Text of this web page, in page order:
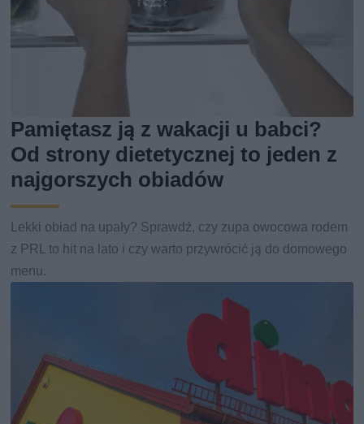
Pamiętasz ją z wakacji u babci?
Od strony dietetycznej to jeden z
najgorszych obiadów
Lekki obiad na upały? Sprawdź, czy zupa owocowa rodem
z PRL to hit na lato i czy warto przywrócić ją do domowego
menu.